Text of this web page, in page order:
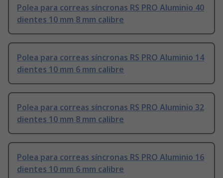
Polea para correas síncronas RS PRO Aluminio 40
dientes 10 mm 8 mm calibre
Polea para correas síncronas RS PRO Aluminio 14
dientes 10 mm 6 mm calibre
Polea para correas síncronas RS PRO Aluminio 32
dientes 10 mm 8 mm calibre
Polea para correas síncronas RS PRO Aluminio 16
dientes 10 mm 6 mm calibre